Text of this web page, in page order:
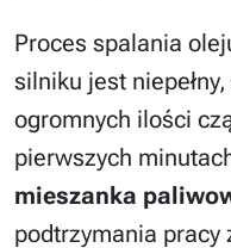
Proces spalania
silniku jest
ogromnych ilości
pierwszych
mieszanka
podtrzymania